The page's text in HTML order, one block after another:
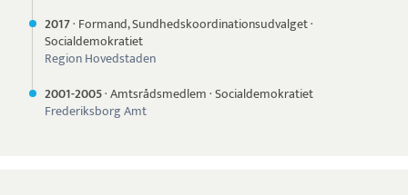
2017· Formand, Sundhedskoordinationsudvalget·
Socialdemokratiet
Region Hovedstaden
2001-2005·Amtsrådsmedlem·Socialdemokratiet
Frederiksborg Amt